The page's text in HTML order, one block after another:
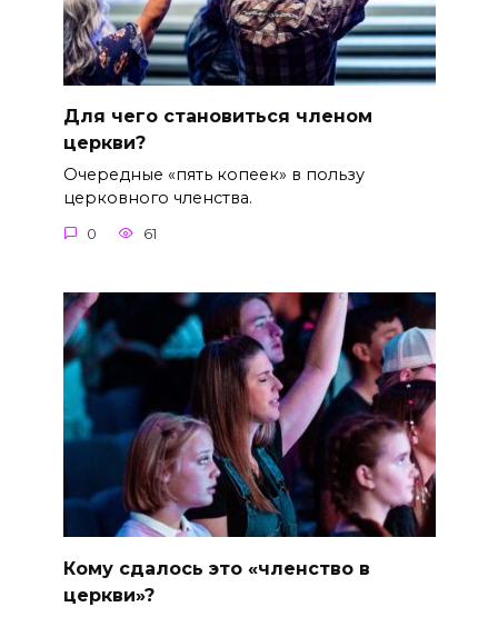
Для чего становиться членом
церкви?
Очередные «пять копеек» в пользу
церковного членства.
0 61
Кому сдалось это «членство в
церкви»?